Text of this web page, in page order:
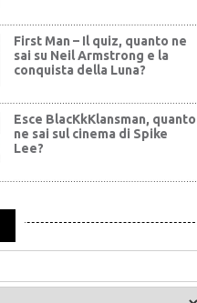
First Man – Il quiz, quanto ne
sai su Neil Armstrong e la
conquista della Luna?
Esce BlacKkKlansman, quanto
ne sai sul cinema di Spike
Lee?